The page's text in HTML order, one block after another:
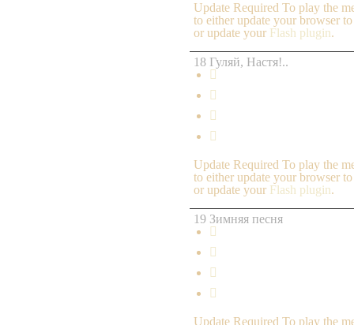
Update Required To play the
to either update your browser
or update your Flash plugin.
18 Гуляй, Настя!..




Update Required To play the
to either update your browser
or update your Flash plugin.
19 Зимняя песня




Update Required To play the